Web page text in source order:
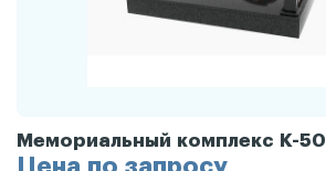
Мемориальный комплекс К-50